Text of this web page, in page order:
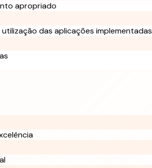
apropriado
das aplicações implementadas